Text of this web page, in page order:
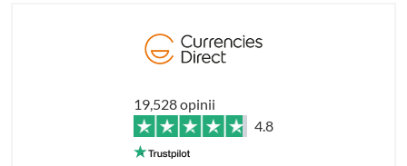
19,528 opinii
4.8